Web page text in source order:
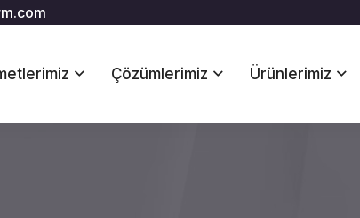
Çözümlerimiz Ürünlerimiz